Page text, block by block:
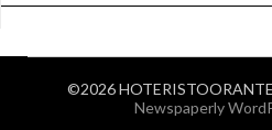
©2026
Newspaperly